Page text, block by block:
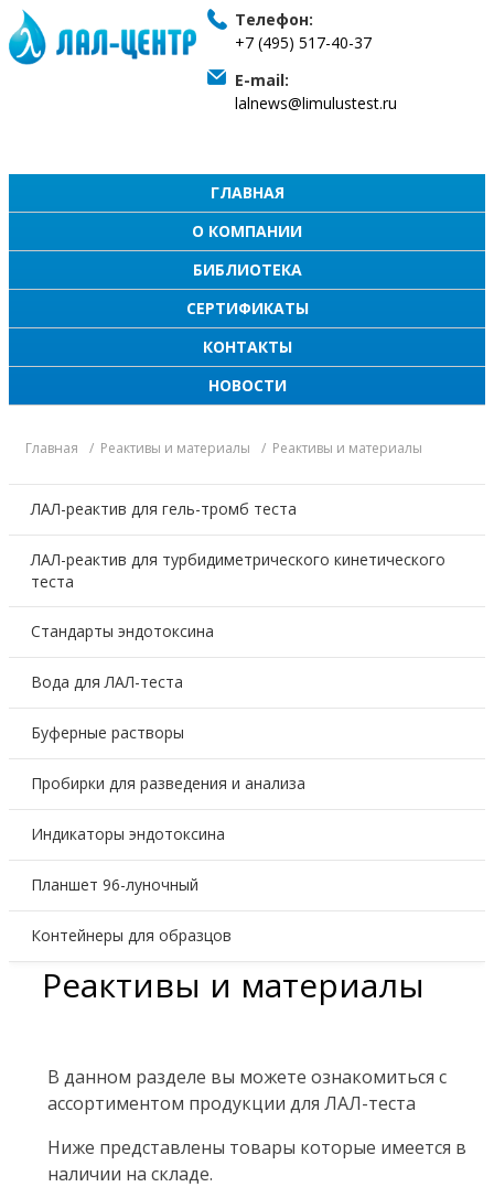
Телефон:
+7 (495) 517-40-37
E-mail:
lalnews@limulustest.ru
ГЛАВНАЯ
О КОМПАНИИ
БИБЛИОТЕКА
СЕРТИФИКАТЫ
КОНТАКТЫ
НОВОСТИ
Главная Реактивы и материалы Реактивы и материалы
ЛАЛ-реактив для гель-тромб теста
ЛАЛ-реактив для турбидиметрического кинетического
теста
Стандарты эндотоксина
Вода для ЛАЛ-теста
Буферные растворы
Пробирки для разведения и анализа
Индикаторы эндотоксина
Планшет 96-луночный
Контейнеры для образцов
Реактивы и материалы
В данном разделе вы можете ознакомиться с
ассортиментом продукции для ЛАЛ-теста
Ниже представлены товары которые имеется в
наличии на складе.